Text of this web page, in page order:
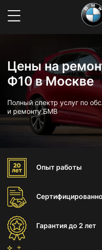
Цены на
Ф10 в Москве
Полный спектр услуг по
и ремонту БМВ
Опыт работы
Гарантиядо 2 лет